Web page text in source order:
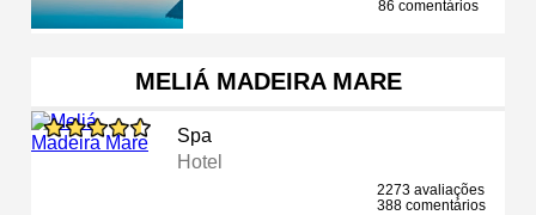
86 comentários
MELIÁ MADEIRA MARE
Spa
Hotel
2273 avaliações
388 comentários